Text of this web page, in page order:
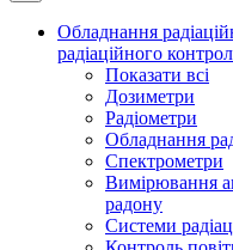
Обладнання
радіаційного
Показати всі
Дозиметри
Радіометри
Обладнання
Спектрометри
Вимірювання
радону
Системи